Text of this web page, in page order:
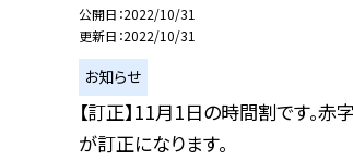
公開日 2022/10/31
更新日 2022/10/31
お知らせ
【訂正】11月1日の時間割です。赤字
が訂正になります。